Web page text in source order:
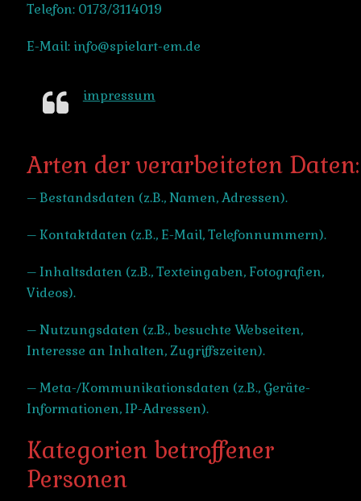
Telefon: 0173/3114019
E-Mail: info@spielart-em.de
impressum
Arten der verarbeiteten Daten:
– Bestandsdaten (z.B., Namen, Adressen).
– Kontaktdaten (z.B., E-Mail, Telefonnummern).
– Inhaltsdaten (z.B., Texteingaben, Fotografien,
Videos).
– Nutzungsdaten (z.B., besuchte Webseiten,
Interesse an Inhalten, Zugriffszeiten).
– Meta-/Kommunikationsdaten (z.B., Geräte-
Informationen, IP-Adressen).
Kategorien betroffener
Personen